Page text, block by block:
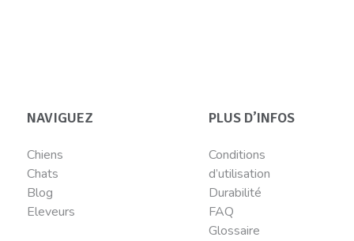
NAVIGUEZ
Chiens
Chats
Blog
Eleveurs
PLUS D’INFOS
Conditions
d’utilisation
Durabilité
FAQ
Glossaire